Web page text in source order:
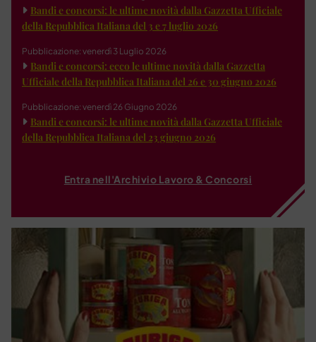
Bandi e concorsi: le ultime novità dalla Gazzetta Ufficiale
della Repubblica Italiana del 3 e 7 luglio 2026
Pubblicazione: venerdì 3 Luglio 2026
Bandi e concorsi: ecco le ultime novità dalla Gazzetta
Ufficiale della Repubblica Italiana del 26 e 30 giugno 2026
Pubblicazione: venerdì 26 Giugno 2026
Bandi e concorsi: le ultime novità dalla Gazzetta Ufficiale
della Repubblica Italiana del 23 giugno 2026
Entra nell'Archivio Lavoro & Concorsi